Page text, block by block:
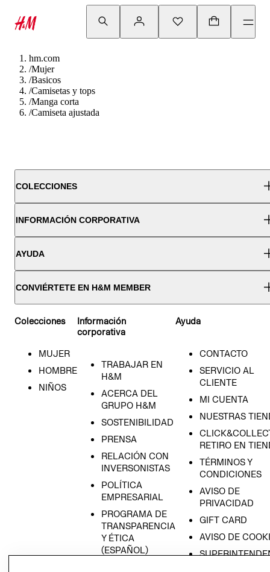
hm.com
/Mujer
/Basicos
/Camisetas y tops
/Manga corta
/Camiseta ajustada
COLECCIONES
INFORMACIÓN CORPORATIVA
AYUDA
CONVIÉRTETE EN H&M MEMBER
Colecciones
MUJER
HOMBRE
NIÑOS
Información
corporativa
TRABAJAR EN
H&M
ACERCA DEL
GRUPO H&M
SOSTENIBILIDAD
PRENSA
RELACIÓN CON
INVERSONISTAS
POLÍTICA
EMPRESARIAL
PROGRAMA DE
TRANSPARENCIA
Y ÉTICA
(ESPAÑOL)
Ayuda
CONTACTO
SERVICIO AL
CLIENTE
MI CUENTA
NUESTRAS
RETIRO EN
TÉRMINOS Y
CONDICIONES
AVISO DE
PRIVACIDAD
GIFT CARD
AVISO DE